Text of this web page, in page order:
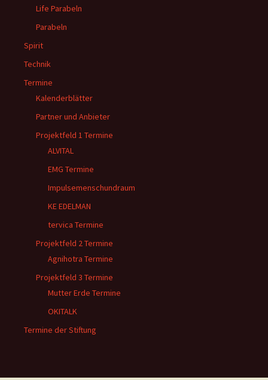
Life Parabeln
Parabeln
Spirit
Technik
Termine
Kalenderblätter
Partner und Anbieter
Projektfeld 1 Termine
ALVITAL
EMG Termine
Impulsemenschundraum
KE EDELMAN
tervica Termine
Projektfeld 2 Termine
Agnihotra Termine
Projektfeld 3 Termine
Mutter Erde Termine
OKITALK
Termine der Stiftung